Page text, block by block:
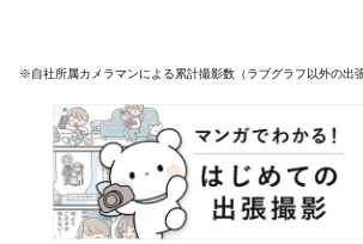
※自社所属カメラマンによる累計撮影数（ラブグラフ以外の出